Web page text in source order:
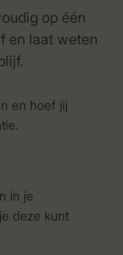
en hoef jij
in je
deze kunt